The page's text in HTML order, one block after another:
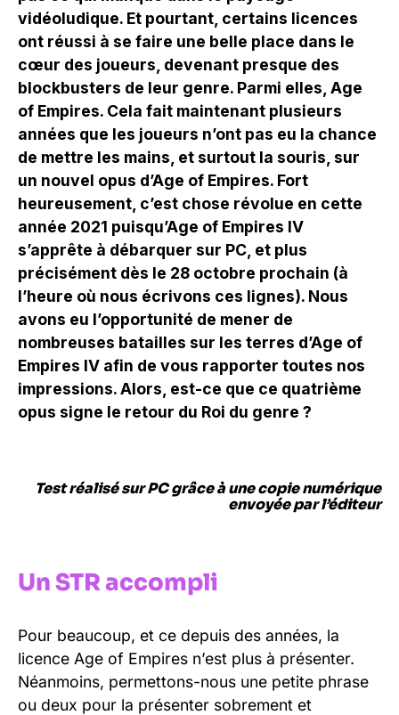
vidéoludique. Et pourtant, certains licences
ont réussi à se faire une belle place dans le
cœur des joueurs, devenant presque des
blockbusters de leur genre. Parmi elles, Age
of Empires. Cela fait maintenant plusieurs
années que les joueurs n’ont pas eu la chance
de mettre les mains, et surtout la souris, sur
un nouvel opus d’Age of Empires. Fort
heureusement, c’est chose révolue en cette
année 2021 puisqu’Age of Empires IV
s’apprête à débarquer sur PC, et plus
précisément dès le 28 octobre prochain (à
l’heure où nous écrivons ces lignes). Nous
avons eu l’opportunité de mener de
nombreuses batailles sur les terres d’Age of
Empires IV afin de vous rapporter toutes nos
impressions. Alors, est-ce que ce quatrième
opus signe le retour du Roi du genre ?
Test réalisé sur PC grâce à une copie numérique
envoyée par l’éditeur
Un STR accompli
Pour beaucoup, et ce depuis des années, la
licence Age of Empires n’est plus à présenter.
Néanmoins, permettons-nous une petite phrase
ou deux pour la présenter sobrement et